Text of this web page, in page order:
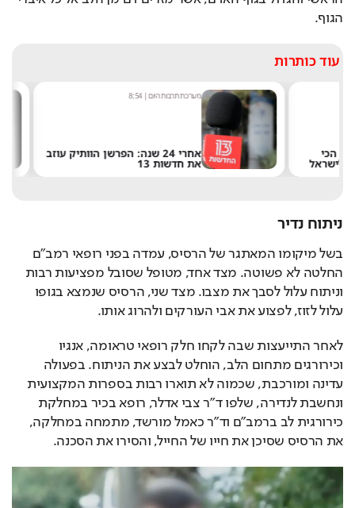
הגוף.
עוד כותרות
מערכת תרבות היום|
8:54
אחרי 24 שנה: הפרשן הוותיק עוזב
את חדשות 13
ניתוח נדיר
עלול לזוז, לפצוע את אבי העורקים ולהרוג אותו.
את הרסיס שסיכן את חייו של החייל, והסירו את הסכנה.